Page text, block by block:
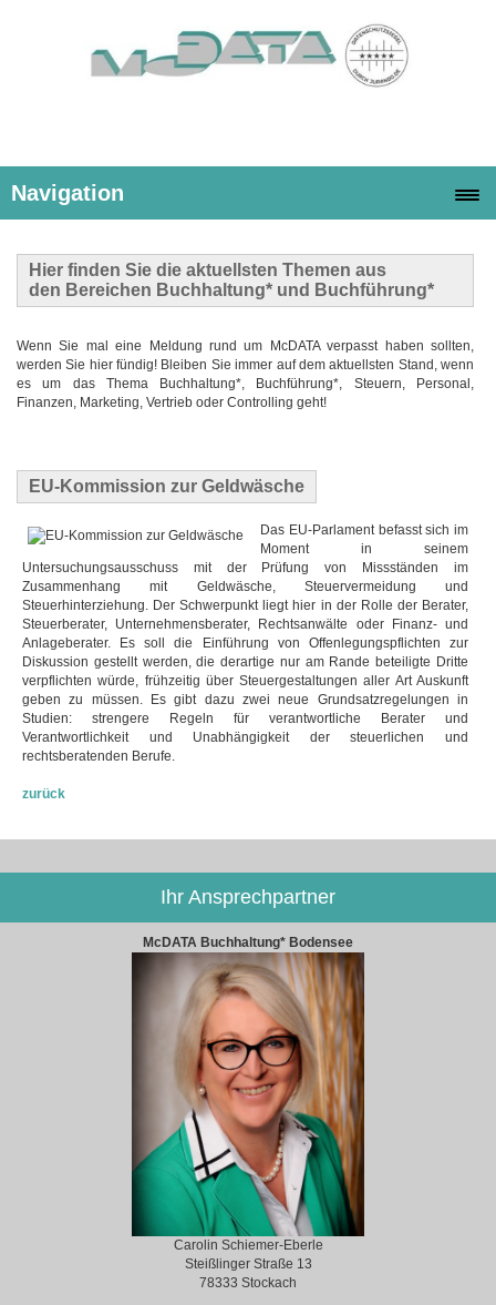
Navigation
Hier finden Sie die aktuellsten Themen aus
den Bereichen Buchhaltung* und Buchführung*
Wenn Sie mal eine Meldung rund um McDATA verpasst haben sollten,
werden Sie hier fündig! Bleiben Sie immer auf dem aktuellsten Stand, wenn
es um das Thema Buchhaltung*, Buchführung*, Steuern, Personal,
Finanzen, Marketing, Vertrieb oder Controlling geht!
EU-Kommission zur Geldwäsche
Das EU-Parlament befasst sich im
Moment in seinem
Untersuchungsausschuss mit der Prüfung von Missständen im
Zusammenhang mit Geldwäsche, Steuervermeidung und
Steuerhinterziehung. Der Schwerpunkt liegt hier in der Rolle der Berater,
Steuerberater, Unternehmensberater, Rechtsanwälte oder Finanz- und
Anlageberater. Es soll die Einführung von Offenlegungspflichten zur
Diskussion gestellt werden, die derartige nur am Rande beteiligte Dritte
verpflichten würde, frühzeitig über Steuergestaltungen aller Art Auskunft
geben zu müssen. Es gibt dazu zwei neue Grundsatzregelungen in
Studien: strengere Regeln für verantwortliche Berater und
Verantwortlichkeit und Unabhängigkeit der steuerlichen und
rechtsberatenden Berufe.
zurück
Ihr Ansprechpartner
McDATA Buchhaltung* Bodensee
Carolin Schiemer-Eberle
Steißlinger Straße 13
78333 Stockach